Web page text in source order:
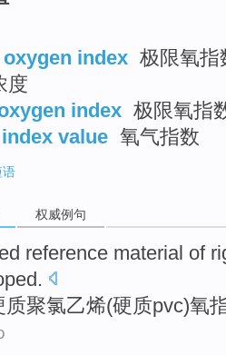
index 极限氧指
度
index 极限氧指
value 氧气指数
语
权威例句
reference material of
.
质聚氯乙烯(硬质pvc)氧